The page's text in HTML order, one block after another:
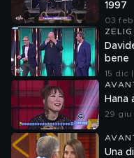
1997
03 feb
bene
15 dic
Hana
29 giu
Una